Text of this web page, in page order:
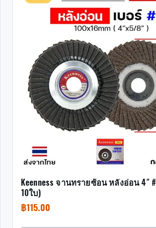
Keenness จานทรายซ้อน หลังอ่อน 4″
10ใบ)
฿115.00